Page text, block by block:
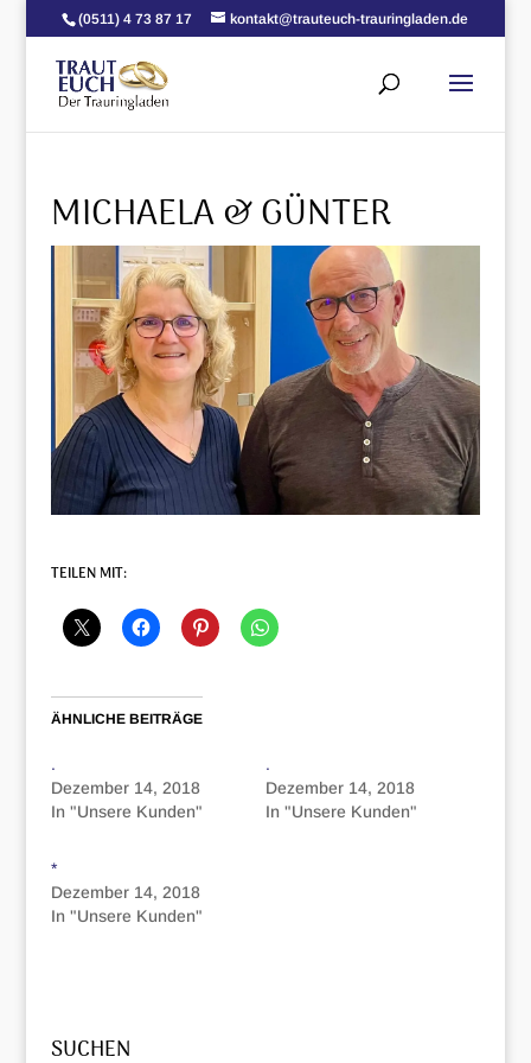
(0511) 4 73 87 17 kontakt@trauteuch-trauringladen.de
MICHAELA & GÜNTER
TEILEN MIT:
ÄHNLICHE BEITRÄGE
.
Dezember 14, 2018
In "Unsere Kunden"
.
Dezember 14, 2018
In "Unsere Kunden"
*
Dezember 14, 2018
In "Unsere Kunden"
SUCHEN